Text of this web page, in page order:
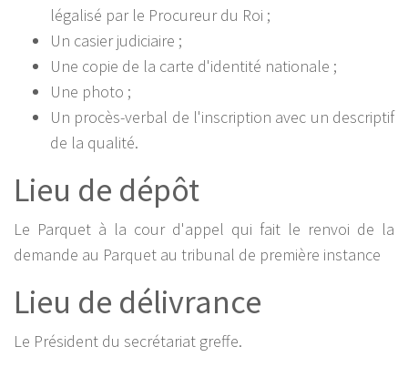
légalisé par le Procureur du Roi ;
Un casier judiciaire ;
Une copie de la carte d'identité nationale ;
Une photo ;
Un procès-verbal de l'inscription avec un descriptif
de la qualité.
Lieu de dépôt
Le Parquet à la cour d'appel qui fait le renvoi de la
demande au Parquet au tribunal de première instance
Lieu de délivrance
Le Président du secrétariat greffe.